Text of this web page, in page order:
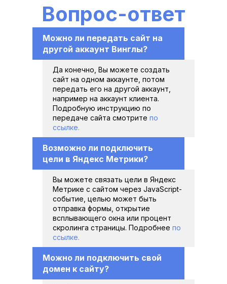
Вопрос-ответ
Можно ли передать сайт на
другой аккаунт Винглы?
Да конечно, Вы можете создать
сайт на одном аккаунте, потом
передать его на другой аккаунт,
например на аккаунт клиента.
Подробную инструкцию по
передаче сайта смотрите по
ссылке.
Возможно ли подключить
цели в Яндекс Метрики?
Вы можете связать цели в Яндекс
Метрике с сайтом через JavaScript-
событие, целью может быть
отправка формы, открытие
всплывающего окна или процент
скролинга страницы. Подробнее по
ссылке.
Можно ли подключить свой
домен к сайту?